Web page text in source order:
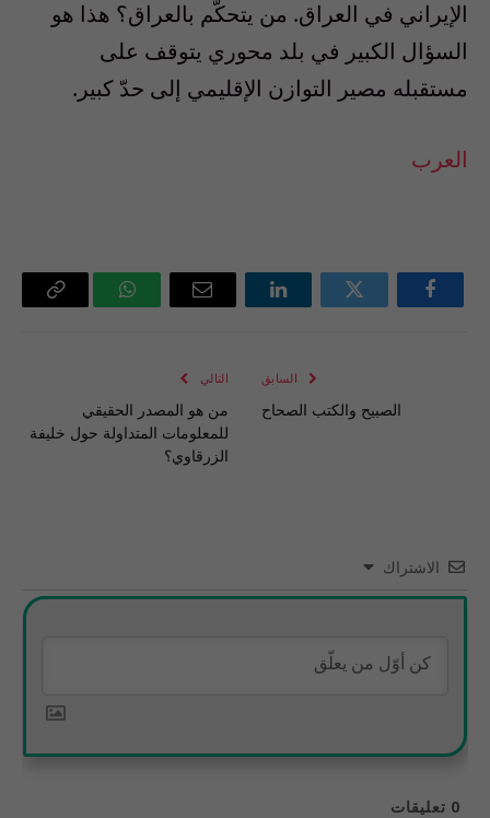
الإيراني في العراق. من يتحكّم بالعراق؟ هذا هو
السؤال الكبير في بلد محوري يتوقف على
مستقبله مصير التوازن الإقليمي إلى حدّ كبير.
العرب
فيسبوك تويتر لينكدإن
البريد
واتساب Copy
السابق
الصبيح والكتب الصحاح
التالي
من هو المصدر الحقيقي
للمعلومات المتداولة حول خليفة
الزرقاوي؟
الاشتراك
0 تعليقات